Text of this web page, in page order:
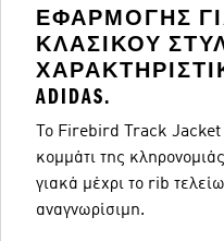
ΕΦΑΡΜΟΓΉΣ
ΚΛΑΣΙΚΟΎ
ADIDAS.
Το Firebird Track Jacket
κομμάτι της
γιακά μέχρι το rib
αναγνωρίσιμη.